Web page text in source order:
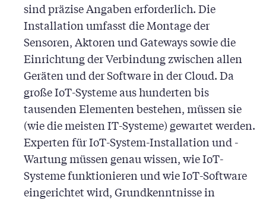
sind präzise Angaben erforderlich. Die
Installation umfasst die Montage der
Sensoren, Aktoren und Gateways sowie die
Einrichtung der Verbindung zwischen allen
Geräten und der Software in der Cloud. Da
große IoT-Systeme aus hunderten bis
tausenden Elementen bestehen, müssen sie
(wie die meisten IT-Systeme) gewartet werden.
Experten für IoT-System-Installation und -
Wartung müssen genau wissen, wie IoT-
Systeme funktionieren und wie IoT-Software
eingerichtet wird, Grundkenntnisse in